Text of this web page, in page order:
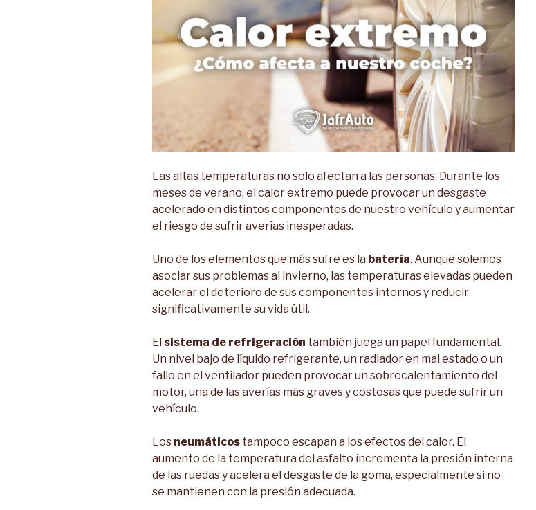
Las altas temperaturas no solo afectan a las personas. Durante los
meses de verano, el calor extremo puede provocar un desgaste
acelerado en distintos componentes de nuestro vehículo y aumentar
el riesgo de sufrir averías inesperadas.
Uno de los elementos que más sufre es la batería. Aunque solemos
asociar sus problemas al invierno, las temperaturas elevadas pueden
acelerar el deterioro de sus componentes internos y reducir
significativamente su vida útil.
El sistema de refrigeración también juega un papel fundamental.
Un nivel bajo de líquido refrigerante, un radiador en mal estado o un
fallo en el ventilador pueden provocar un sobrecalentamiento del
motor, una de las averías más graves y costosas que puede sufrir un
vehículo.
Los neumáticos tampoco escapan a los efectos del calor. El
aumento de la temperatura del asfalto incrementa la presión interna
de las ruedas y acelera el desgaste de la goma, especialmente si no
se mantienen con la presión adecuada.